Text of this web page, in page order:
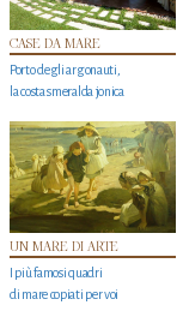
CASE DA MARE
Porto degli argonauti,
la costa smeralda jonica
UN MARE DI ARTE
I più famosi quadri
di mare copiati per voi